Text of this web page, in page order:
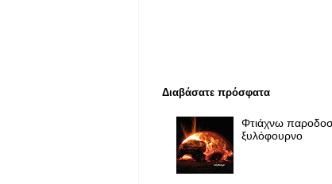
Διαβάσατε πρόσφατα
Φτιάχνω
ξυλόφουρνο